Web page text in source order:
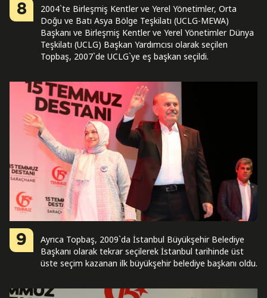
8
2004`te Birleşmiş Kentler ve Yerel Yönetimler, Orta
Doğu ve Batı Asya Bölge Teşkilatı (UCLG-MEWA)
Başkanı ve Birleşmiş Kentler ve Yerel Yönetimler Dünya
Teşkilatı (UCLG) Başkan Yardımcısı olarak seçilen
Topbaş, 2007`de UCLG`ye eş başkan seçildi.
9
Ayrıca Topbaş, 2009`da İstanbul Büyükşehir Belediye
Başkanı olarak tekrar seçilerek İstanbul tarihinde üst
üste seçim kazanan ilk büyükşehir belediye başkanı oldu.